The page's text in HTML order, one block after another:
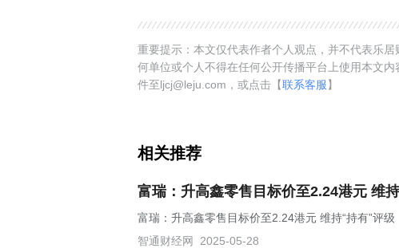
重要提示：本文仅代表作者个人观点，并不代表乐
何单位或个人不得在任何公开传播平台上使用本文
件至ljcj@leju.com，或点击【联系客服】
相关推荐
富瑞：升高鑫零售目标价至2.24港元 维
富瑞：升高鑫零售目标价至2.24港元 维持“持有”评级
智通财经网
2025-05-28